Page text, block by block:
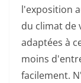
l'exposition
du climat de
adaptées à
moins
facilement.